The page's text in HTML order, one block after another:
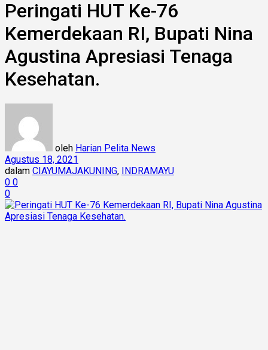
Peringati HUT Ke-76
Kemerdekaan RI, Bupati Nina
Agustina Apresiasi Tenaga
Kesehatan.
oleh Harian Pelita News
Agustus 18, 2021
dalam CIAYUMAJAKUNING, INDRAMAYU
0 0
0